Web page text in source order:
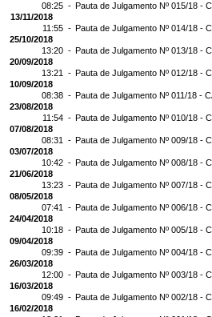
08:25 - Pauta de Julgamento Nº 015/18 -
13/11/2018
11:55 - Pauta de Julgamento Nº 014/18 -
25/10/2018
13:20 - Pauta de Julgamento Nº 013/18 -
20/09/2018
13:21 - Pauta de Julgamento Nº 012/18 -
10/09/2018
08:38 - Pauta de Julgamento Nº 011/18 -
23/08/2018
11:54 - Pauta de Julgamento Nº 010/18 -
07/08/2018
08:31 - Pauta de Julgamento Nº 009/18 -
03/07/2018
10:42 - Pauta de Julgamento Nº 008/18 -
21/06/2018
13:23 - Pauta de Julgamento Nº 007/18 -
08/05/2018
07:41 - Pauta de Julgamento Nº 006/18 -
24/04/2018
10:18 - Pauta de Julgamento Nº 005/18 -
09/04/2018
09:39 - Pauta de Julgamento Nº 004/18 -
26/03/2018
12:00 - Pauta de Julgamento Nº 003/18 -
16/03/2018
09:49 - Pauta de Julgamento Nº 002/18 -
16/02/2018